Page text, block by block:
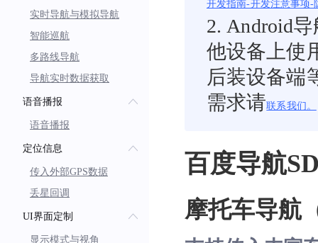
实时导航与模拟导航
智能巡航
多路线导航
导航实时数据获取
语音播报
语音播报
定位信息
传入外部GPS数据
丢星回调
UI界面定制
显示模式与视角
开发指南-开发注意事项-
2. Android
他设备上使
后装设备端
需求请联系我们。
百度导航
摩托车导航